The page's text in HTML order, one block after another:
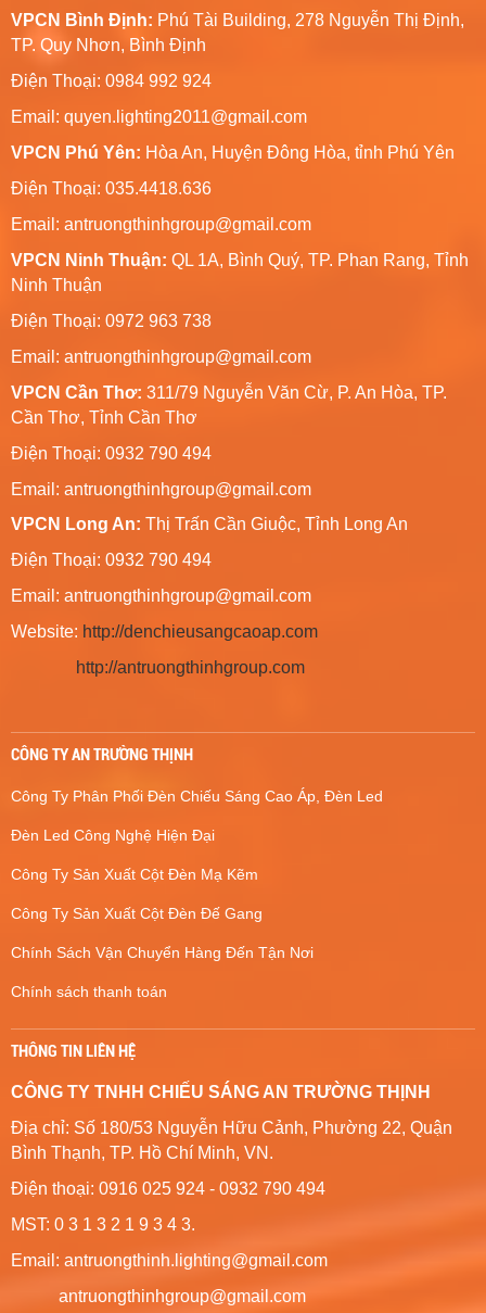
VPCN Bình Định: Phú Tài Building, 278 Nguyễn Thị Định,
TP. Quy Nhơn, Bình Định
Điện Thoại: 0984 992 924
Email: quyen.lighting2011@gmail.com
VPCN Phú Yên: Hòa An, Huyện Đông Hòa, tỉnh Phú Yên
Điện Thoại: 035.4418.636
Email: antruongthinhgroup@gmail.com
VPCN Ninh Thuận: QL 1A, Bình Quý, TP. Phan Rang, Tỉnh
Ninh Thuận
Điện Thoại: 0972 963 738
Email: antruongthinhgroup@gmail.com
VPCN Cần Thơ: 311/79 Nguyễn Văn Cừ, P. An Hòa, TP.
Cần Thơ, Tỉnh Cần Thơ
Điện Thoại: 0932 790 494
Email: antruongthinhgroup@gmail.com
VPCN Long An: Thị Trấn Cần Giuộc, Tỉnh Long An
Điện Thoại: 0932 790 494
Email: antruongthinhgroup@gmail.com
Website: http://denchieusangcaoap.com
http://antruongthinhgroup.com
CÔNG TY AN TRƯỜNG THỊNH
Công Ty Phân Phối Đèn Chiếu Sáng Cao Áp, Đèn Led
Đèn Led Công Nghệ Hiện Đại
Công Ty Sản Xuất Cột Đèn Mạ Kẽm
Công Ty Sản Xuất Cột Đèn Đế Gang
Chính Sách Vận Chuyển Hàng Đến Tận Nơi
Chính sách thanh toán
THÔNG TIN LIÊN HỆ
CÔNG TY TNHH CHIẾU SÁNG AN TRƯỜNG THỊNH
Địa chỉ: Số 180/53 Nguyễn Hữu Cảnh, Phường 22, Quận
Bình Thạnh, TP. Hồ Chí Minh, VN.
Điện thoại: 0916 025 924 - 0932 790 494
MST: 0 3 1 3 2 1 9 3 4 3.
Email: antruongthinh.lighting@gmail.com
antruongthinhgroup@gmail.com